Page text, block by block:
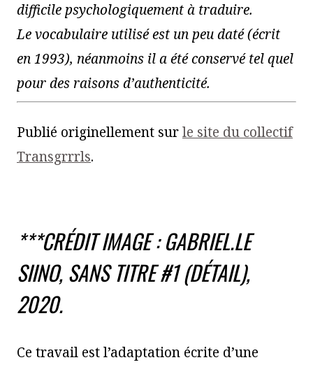
difficile psychologiquement à traduire.
Le vocabulaire utilisé est un peu daté (écrit
en 1993), néanmoins il a été conservé tel quel
pour des raisons d’authenticité.
Publié originellement surle site du collectif
Transgrrrls.
***CRÉDIT IMAGE : GABRIEL.LE
SIINO, SANS TITRE #1(DÉTAIL),
2020.
Ce travail est l’adaptation écrite d’une